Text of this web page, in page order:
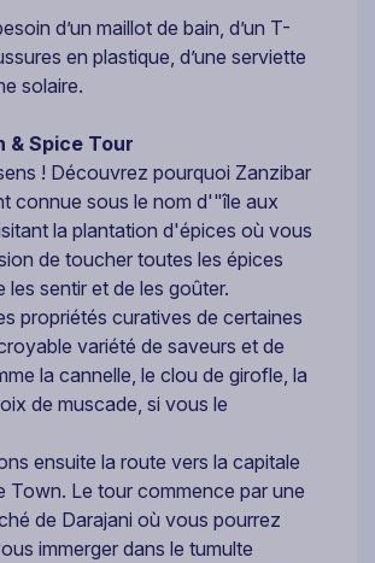
d’un maillot de bain, d’un T-
en plastique, d’une serviette
solaire.
& Spice Tour
! Découvrez pourquoi Zanzibar
connue sous le nom d'"île aux
la plantation d'épices où vous
de toucher toutes les épices
les sentir et de les goûter.
propriétés curatives de certaines
variété de saveurs et de
la cannelle, le clou de girofle, la
de muscade, si vous le
ensuite la route vers la capitale
Town. Le tour commence par une
de Darajani où vous pourrez
immerger dans le tumulte